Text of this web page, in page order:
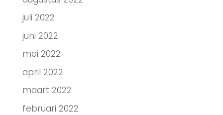
juli 2022
juni 2022
mei 2022
april 2022
maart 2022
februari 2022